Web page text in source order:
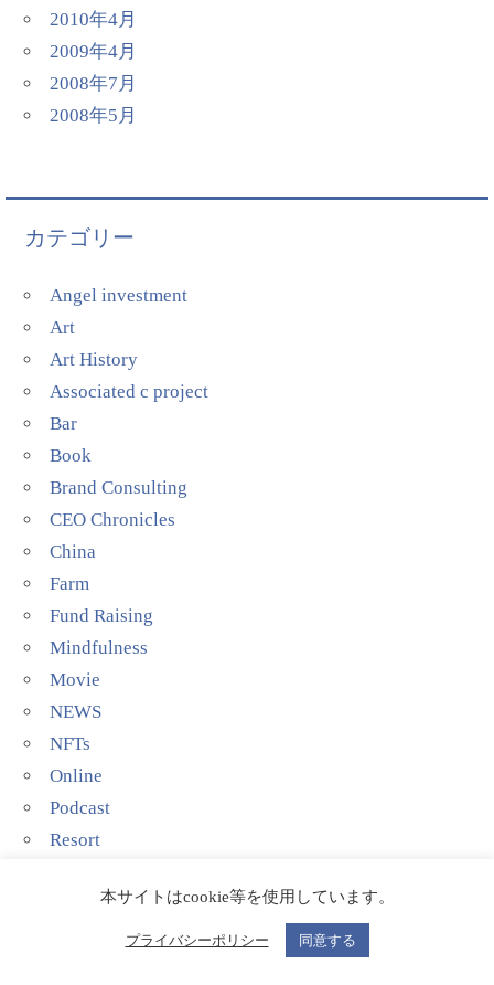
2010年4月
2009年4月
2008年7月
2008年5月
カテゴリー
Angel investment
Art
Art History
Associated c project
Bar
Book
Brand Consulting
CEO Chronicles
China
Farm
Fund Raising
Mindfulness
Movie
NEWS
NFTs
Online
Podcast
Resort
Talent agency
Technology
本サイトはcookie等を使用しています。
プライバシーポリシー 同意する